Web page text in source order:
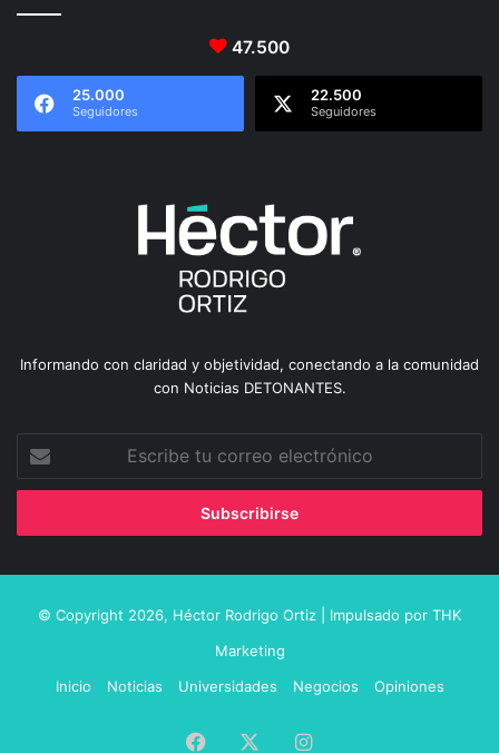
47.500
25.000
Seguidores
22.500
Seguidores
Informando con claridad y objetividad, conectando a la comunidad
con Noticias DETONANTES.
correo
© Copyright 2026, Héctor Rodrigo Ortiz | Impulsado por THK
Marketing
Inicio
Noticias Universidades Negocios Opiniones
Facebook Instagram